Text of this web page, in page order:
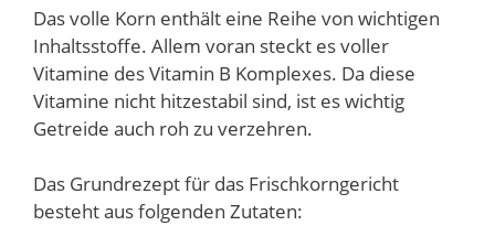
Das volle Korn enthält eine Reihe von wichtigen
Inhaltsstoffe. Allem voran steckt es voller
Vitamine des Vitamin B Komplexes. Da diese
Vitamine nicht hitzestabil sind, ist es wichtig
Getreide auch roh zu verzehren.
Das Grundrezept für das Frischkorngericht
besteht aus folgenden Zutaten: